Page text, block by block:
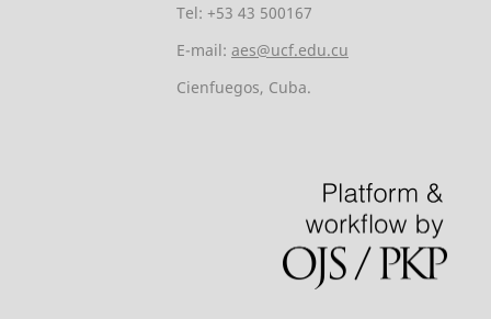
Tel: +53 43 500167
E-mail: aes@ucf.edu.cu
Cienfuegos, Cuba.